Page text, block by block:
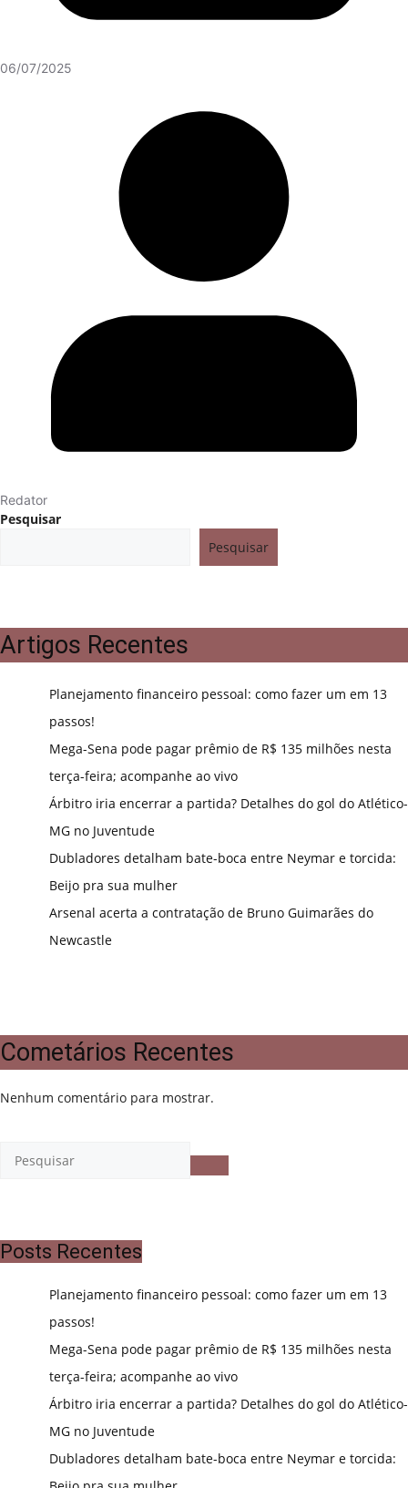
06/07/2025
Redator
Pesquisar
Pesquisar
Artigos Recentes
Planejamento financeiro pessoal: como fazer um em 13
passos!
Mega-Sena pode pagar prêmio de R$ 135 milhões nesta
terça-feira; acompanhe ao vivo
Árbitro iria encerrar a partida? Detalhes do gol do Atlético-
MG no Juventude
Dubladores detalham bate-boca entre Neymar e torcida:
Beijo pra sua mulher
Arsenal acerta a contratação de Bruno Guimarães do
Newcastle
Cometários Recentes
Nenhum comentário para mostrar.
Posts Recentes
Planejamento financeiro pessoal: como fazer um em 13
passos!
Mega-Sena pode pagar prêmio de R$ 135 milhões nesta
terça-feira; acompanhe ao vivo
Árbitro iria encerrar a partida? Detalhes do gol do Atlético-
MG no Juventude
Dubladores detalham bate-boca entre Neymar e torcida: